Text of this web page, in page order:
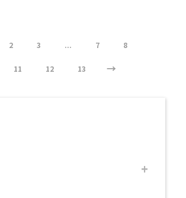
2 3 ... 7 8
11 12 13 →